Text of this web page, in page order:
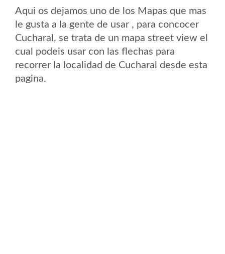
Aqui os dejamos uno de los Mapas que mas
le gusta a la gente de usar , para concocer
Cucharal, se trata de un mapa street view el
cual podeis usar con las flechas para
recorrer la localidad de Cucharal desde esta
pagina.